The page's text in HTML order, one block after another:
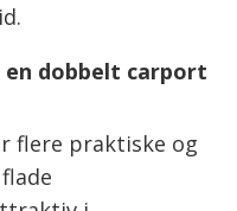
en dobbelt carport
flere praktiske og